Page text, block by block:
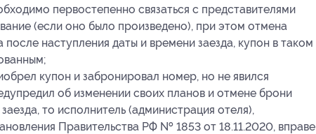
первостепенно связаться с представителями
(если оно было произведено), при этом отмена
наступления даты и времени заезда, купон в таком
купон и забронировал номер, но не явился
об изменении своих планов и отмене брони
то исполнитель (администрация отеля),
Правительства РФ № 1853 от 18.11.2020, вправе